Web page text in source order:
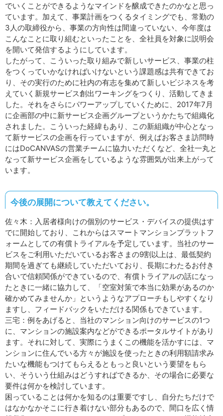
でいくことができるようなマインドを醸成できたのかなと思っ
ています。加えて、事業計画をつくるタイミングでも、常勤の
3人の取締役から、事業の方向性は間違っていない、今年度は
こんなことに取り組むといったことを、全社員を対象に説明会
を開いて発信するようにしています。
したがって、こういった取り組みで新しいサービス、事業の柱
をつくっていかなければいけないという課題感は共有できてお
り、その実行のために社内の有志を集めて新しいビジネスを考
えていく新規サービス創出ワーキングをつくり、活動してきま
した。それをさらにパワーアップしていくために、2017年7月
に企画部の中に新サービス企画グループというかたちで組織化
されました。こういった経緯もあり、この新組織が中心となっ
て新サービスの企画を行っていますが、例えばお客さま訪問時
にはDoCANVASの営業チームに協力いただくなど、全社一丸と
なって新サービス企画をしているような雰囲気が出来上がって
います。
今後の展開について教えてください。
佐々木：入居者様向けの個別のサービス・デバイスの提供はす
でに開始しており、これからはスマートマンションプラットフ
ォームとしての有償トライアルを予定しています。当社のサー
ビスをご利用いただいているお客さまの9割以上は、最低契約
期間を過ぎても継続していただいており、長期にわたるお付き
合いで信頼関係ができているので、有償トライアルの話になっ
たときに一緒に協力して、「空室対策で本当に効果があるのか
確かめてみませんか」というようなアプローチもしやすくなり
ますし、フィードバックをいただける関係もできています。
三宅：例をあげると、当社のマンション向けのサービスの1つ
に、マンションの施設案内などができるポータルサイトがあり
ます。それに対して、実際にうまくこの機能を活かすには、マ
ンションに住んでいる方々が施設を使ったときの利用額請求み
たいな機能もつけてもらえるともっと良いという要望をもら
い、そういう仕組みはどうすればできるか、その場合に必要な
要件は何かを検討しています。
困っていることは何かを知るのは重要ですし、自分たちだけで
はなかなかそこに行き着けない部分もあるので、間口を広く情